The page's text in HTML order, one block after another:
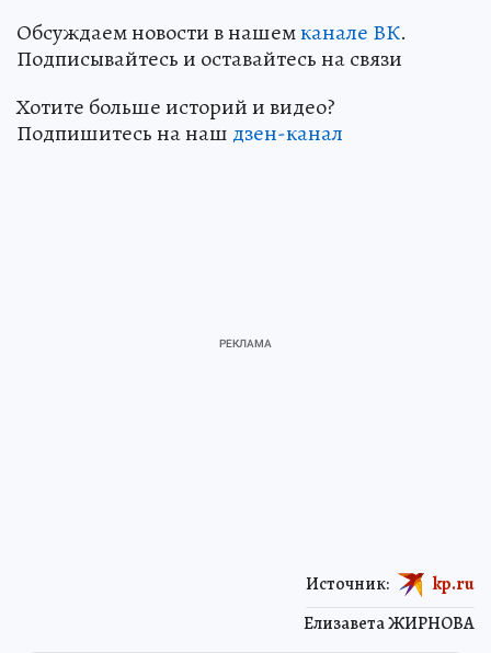
Обсуждаем новости в нашемканале ВК.
Подписывайтесь и оставайтесь на связи
Хотите больше историй и видео?
Подпишитесь на наш дзен-канал
Елизавета ЖИРНОВА
Источник: kp.ru